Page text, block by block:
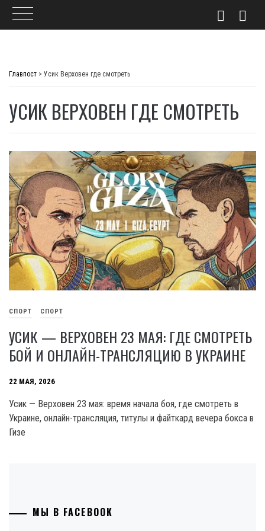
Главпост > Усик Верховен где смотреть
УСИК ВЕРХОВЕН ГДЕ СМОТРЕТЬ
СПОРТ СПОРТ
УСИК — ВЕРХОВЕН 23 МАЯ: ГДЕ СМОТРЕТЬ
БОЙ И ОНЛАЙН-ТРАНСЛЯЦИЮ В УКРАИНЕ
22 МАЯ, 2026
Усик — Верховен 23 мая: время начала боя, где смотреть в
Украине, онлайн-трансляция, титулы и файткард вечера бокса в
Гизе
МЫ В FACEBOOK